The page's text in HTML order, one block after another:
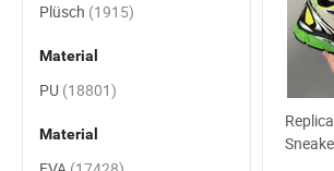
Plüsch (1915)
Material
PU (18801)
Material